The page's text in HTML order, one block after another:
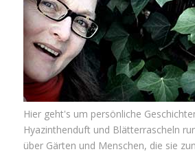
Hier geht's um persönliche
Hyazinthenduft und Blätterrascheln
über Gärten und Menschen, die sie